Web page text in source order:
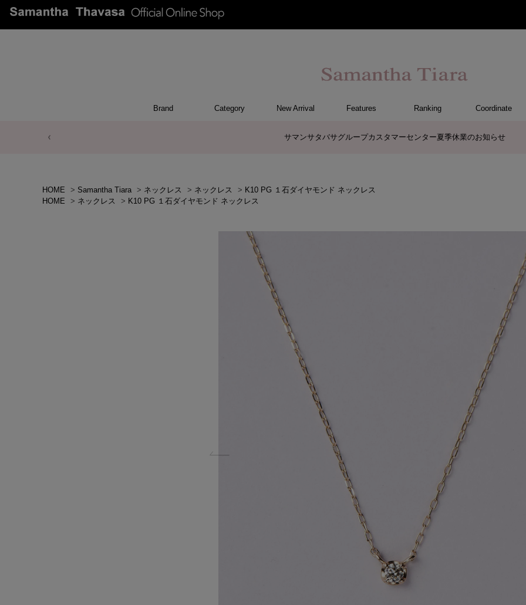
Brand Category
リング
ピンキーリング
ペアリング
ネックレス
ペアネックレス
ピアス
イヤリング
イヤーカフ
ブレスレット
New Arrival Features Ranking Coordinate
サマンサタバサグループカスタマーセンター夏季休業のお知らせ
HOME > Samantha Tiara > ネックレス > ネックレス > K10 PG １石ダイヤモンド ネックレス
HOME
> ネックレス > K10 PG １石ダイヤモンド ネックレス